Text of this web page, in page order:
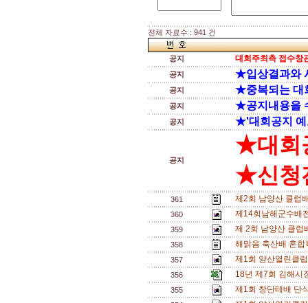
전체 자료수 : 941 건
공지 대회주최측 접수창
공지 ★입상결과와
공지 ★중복되는 대
공지 ★공지내용을
공지 ★'대회공지 예
공지
★대회
★신청
361 제2회 남양산 클럽
360 제14회남해군수배
359 제 2회 남양산 클
358 해맑음 축산배 혼
357 제1회 양산열린클
356 18년 제7회 김해시
355 제1회 창단테배 단